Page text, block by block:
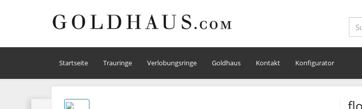
Startseite Trauringe Verlobungsringe Goldhaus Kontakt Konfigurator